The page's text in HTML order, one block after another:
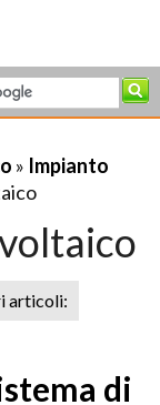
» Impianto
articoli:
di